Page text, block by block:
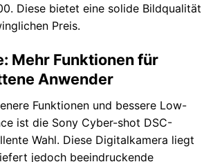
Diese bietet eine solide Bildqualität
Preis.
Mehr Funktionen für
Anwender
Funktionen und bessere Low-
ist die Sony Cyber-shot DSC-
Wahl. Diese Digitalkamera liegt
jedoch beeindruckende